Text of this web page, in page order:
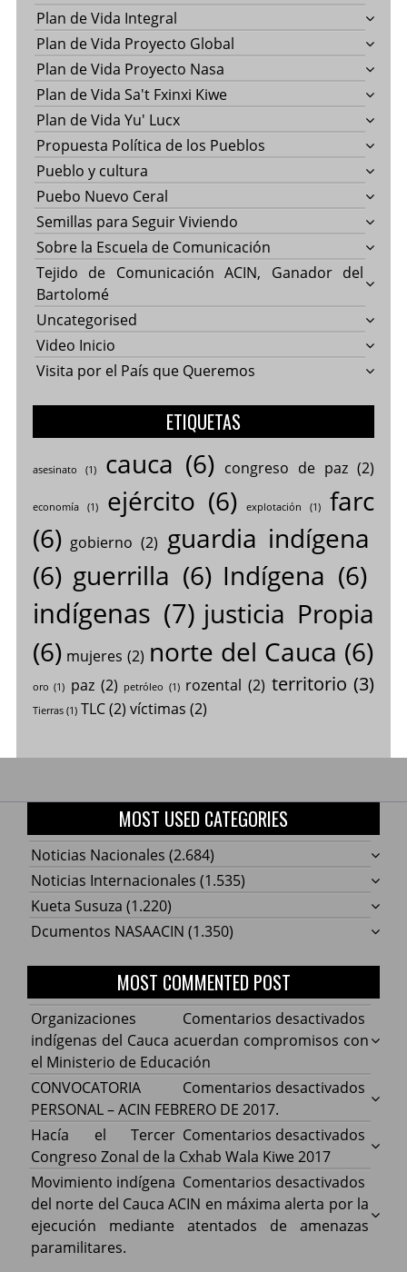
Plan de Vida Integral
Plan de Vida Proyecto Global
Plan de Vida Proyecto Nasa
Plan de Vida Sa't Fxinxi Kiwe
Plan de Vida Yu' Lucx
Propuesta Política de los Pueblos
Pueblo y cultura
Puebo Nuevo Ceral
Semillas para Seguir Viviendo
Sobre la Escuela de Comunicación
Tejido de Comunicación ACIN, Ganador del
Bartolomé
Uncategorised
Video Inicio
Visita por el País que Queremos
ETIQUETAS
asesinato (1) cauca (6) congreso de paz(2)
economía(1) ejército (6) explotación (1)
farc
(6) gobierno (2) guardia indígena
(6) guerrilla (6) Indígena (6)
indígenas (7) justicia Propia
(6) mujeres (2) norte del Cauca (6)
oro (1) paz (2) petróleo (1) rozental (2) territorio (3)
Tierras(1) TLC(2) víctimas (2)
MOST USED CATEGORIES
Noticias Nacionales (2.684)
Noticias Internacionales (1.535)
Kueta Susuza (1.220)
Dcumentos NASAACIN (1.350)
MOST COMMENTED POST
Comentarios desactivados
Cauca
con
de
Organizaciones
indígenas del Cauca acuerdan compromisos con
el Ministerio de Educación
Comentarios desactivados
ACIN
DE
CONVOCATORIA
PERSONAL – ACIN FEBRERO DE 2017.
Comentarios desactivados
Hacía
Hacía el Tercer
Congreso Zonal de la Cxhab Wala Kiwe 2017
Comentarios desactivados
Movimiento indígena
del norte del Cauca ACIN en máxima alerta por la
ejecución mediante atentados de amenazas
paramilitares.